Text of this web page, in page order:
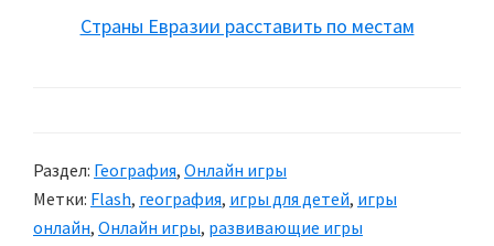
Страны Евразии расставить по местам
Раздел: География, Онлайн игры
Метки: Flash, география, игры для детей, игры
онлайн, Онлайн игры, развивающие игры